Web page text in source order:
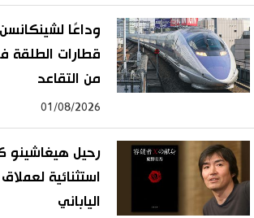
قطارات الطلقة
من التقاعد
01/08/2026
رحيل هيغاشينو
استثنائية
الياباني